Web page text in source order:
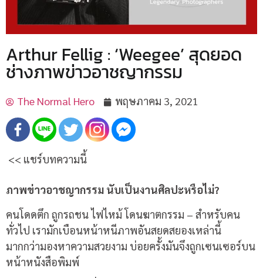
Arthur Fellig : ‘Weegee’ สุดยอด
ช่างภาพข่าวอาชญากรรม
The Normal Hero พฤษภาคม 3, 2021
<< แชร์บทความนี้
ภาพข่าวอาชญากรรม นับเป็นงานศิลปะหรือไม่?
คนโดดตึก ถูกรถชน ไฟไหม้ โดนฆาตกรรม – สำหรับคน
ทั่วไป เรามักเบือนหน้าหนีภาพอันสยดสยองเหล่านี้
มากกว่ามองหาความสวยงาม บ่อยครั้งมันจึงถูกเซนเซอร์บน
หน้าหนังสือพิมพ์